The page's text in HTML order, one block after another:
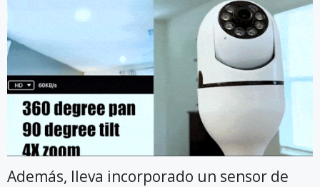
Además, lleva incorporado un sensor de